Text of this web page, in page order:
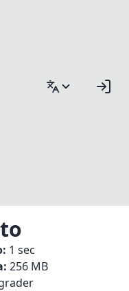
1 sec
256 MB